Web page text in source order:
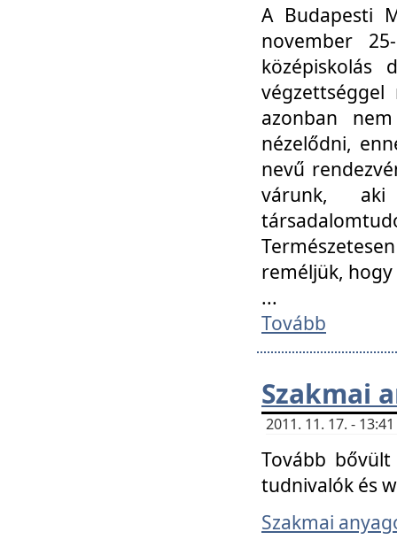
A Budapesti
november
középiskolás
azonban
nézelődni,
nevű
várunk, aki
reméljük,
...
Tovább
Szakmai
2011. 11. 17. -
Tovább bővült
tudnivalók és
Szakmai